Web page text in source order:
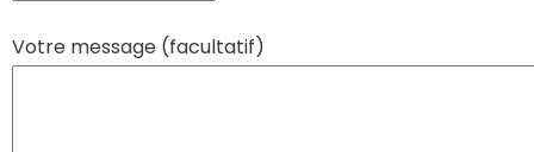
Votre message (facultatif)